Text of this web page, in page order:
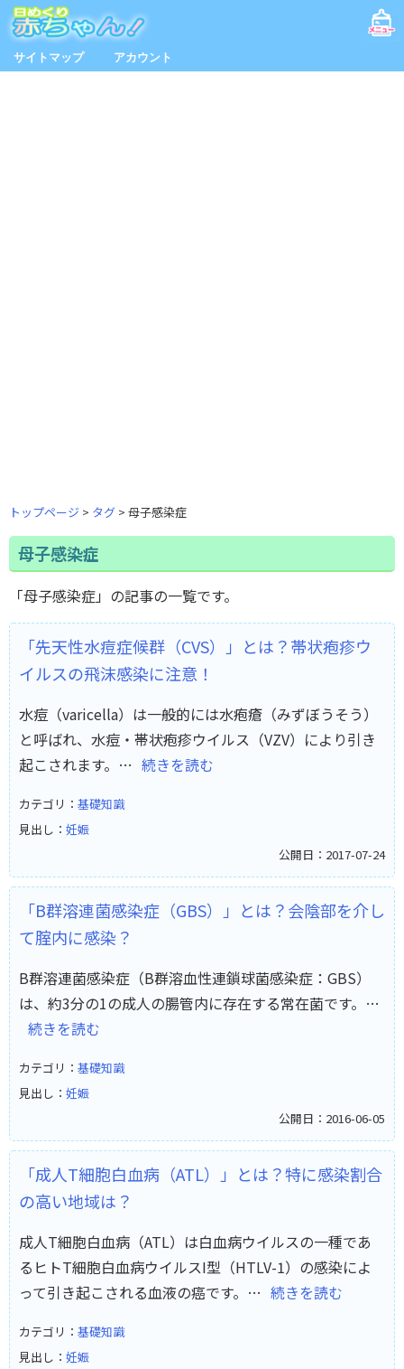
サイトマップ アカウント
トップページ タグ 母子感染症
母子感染症
「母子感染症」の記事の一覧です。
「先天性水痘症候群（CVS）」とは？帯状疱疹ウ
イルスの飛沫感染に注意！
水痘（varicella）は一般的には水疱瘡（みずぼうそう）
と呼ばれ、水痘・帯状疱疹ウイルス（VZV）により引き
起こされます。… 続きを読む
カテゴリ： 基礎知識
見出し： 妊娠
公開日：2017-07-24
「B群溶連菌感染症（GBS）」とは？会陰部を介し
て腟内に感染？
B群溶連菌感染症（B群溶血性連鎖球菌感染症：GBS）
は、約3分の1の成人の腸管内に存在する常在菌です。…
続きを読む
カテゴリ： 基礎知識
見出し： 妊娠
公開日：2016-06-05
「成人T細胞白血病（ATL）」とは？特に感染割合
の高い地域は？
成人T細胞白血病（ATL）は白血病ウイルスの一種であ
るヒトT細胞白血病ウイルスI型（HTLV-1）の感染によ
って引き起こされる血液の癌です。… 続きを読む
カテゴリ： 基礎知識
見出し： 妊娠